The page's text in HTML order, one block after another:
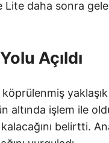
Lite daha sonra
Açıldı
altında işlem ile
kalacağını belirtti.